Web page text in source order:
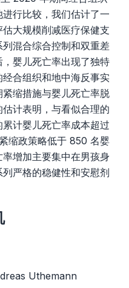
行比较，我们估计了一
大规模削减医疗保健支
混合综合控制和双重差
婴儿死亡率出现了独特
合组织和地中海反事实
缩措施与婴儿死亡率脱
计表明，与看似合理的
计婴儿死亡率成本超过
缩政策略低于 850 名婴
增加主要集中在男孩身
严格的稳健性和安慰剂
Uthemann